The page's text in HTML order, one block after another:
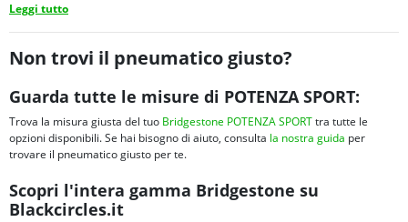
Leggi tutto
Non trovi il pneumatico giusto?
Guarda tutte le misure di POTENZA SPORT:
Trova la misura giusta del tuo Bridgestone POTENZA SPORTtra tutte le
opzioni disponibili. Se hai bisogno di aiuto, consulta la nostra guida per
trovare il pneumatico giusto per te.
Scopri l'intera gamma Bridgestone su
Blackcircles.it